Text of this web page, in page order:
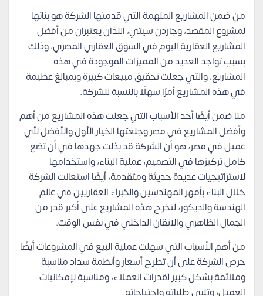
من ضمن المشاريع الملهمة التي قدمتها الشركة هو بنائها
لمشروع المقصد، وجاردن سيتي، اللذان يعتبران من أفضل
المشاريع العقارية اليوم في السوق العقاري المصري، وذلك
بسبب تواجد العديد من المميزات الموجودة في هذه
المشاريع، والتي جعلت تحقيق مبيعات كبيرة وبمبالغ عظيمة
في هذه المشاريع أمرًا سهلًا بالنسبة للشركة.
منا ضمن أيضًا أحد الأسباب التي جعلت هذه المشاريع من أهم
وأفضل المشاريع في مصر وجلعتها الخيار الأول والأفضل لأي
عميل في مصر، هو أن الشركة قد بذلت جهدها في أن تضع
كامل تركيزها في التصميم، عملية البناء، واستخدامها
لاستراتيجيات عديدة حديثة ومتقدمة، أيضًا استعانت الشركة
خلال البناء بأمهر المهندسين والخبراء العقاريين في عالم
الهندسة والديكور، لتخرج هذه المشاريع على أكبر قدر من
الجمال الظاهري والاتقان الداخلي في نفس الوقت.
من أهم الأسباب التي سهلت عملية البيع في المشروعات أيضًا
حرص الشركة على أن تطرح أسعار وأنظمة سداد مناسبة
وملائمة بشكل كبير لقدرات العملاء، ومناسبة لإمكانيات
العميل، وتلبي طلباته واحتياجاته.